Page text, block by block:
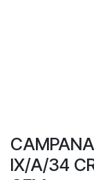
IX/A/34